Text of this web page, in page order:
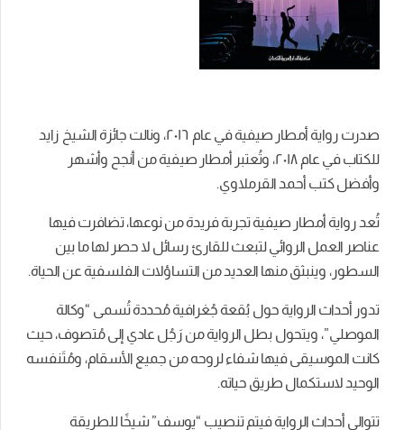
صدرت رواية أمطار صيفية في عام ٢۰١٦، ونالت جائزة الشيخ زايد
للكتاب في عام ٢۰١٨، وتُعتبر أمطار صيفية من أنجح وأشهر
وأفضل كتب أحمد القرملاوي.
تُعد رواية أمطار صيفية تجربة فريدة من نوعها، تضافرت فيها
عناصر العمل الروائي لتبعث للقارئ رسائل لا حصر لها ما بين
السطور، وينبثق منها العديد من التساؤلات الفلسفية عن الحياة.
تدور أحداث الرواية حول بُقعة جُغرافية مُحددة تُسمى “وكالة
الموصلي”، ويتحول بطل الرواية من رَجُل عادي إلى مُتصوف، حيث
كانت الموسيقى فيها شفاء لروحه من جميع الأسقام، ومُتَنفسه
الوحيد لاستكمال طريق حياته.
تتوالى أحداث الرواية فيتم تنصيب “يوسف” شيخًا للطريقة